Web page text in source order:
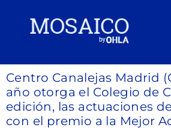
Centro Canalejas Madrid
año otorga el Colegio de
edición, las actuaciones
con el premio a la Mejor